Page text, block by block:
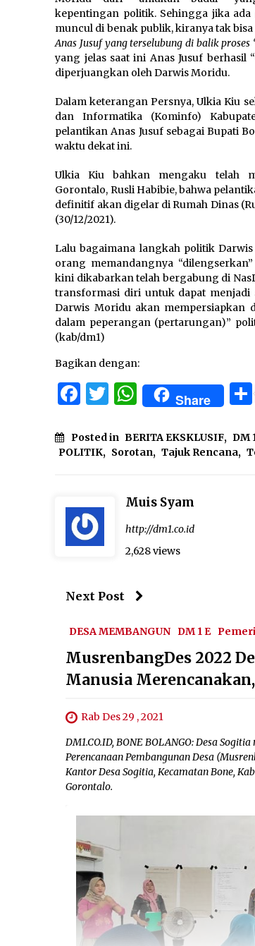
kepentingan politik. Sehingga jika
muncul di benak publik, kiranya tak bisa
Anas Jusuf yang terselubung di balik
yang jelas saat ini Anas Jusuf berhasil
diperjuangkan oleh Darwis Moridu.
Dalam keterangan Persnya, Ulkia Kiu
dan Informatika (Kominfo)
pelantikan Anas Jusuf sebagai Bupati
waktu dekat ini.
Ulkia Kiu bahkan mengaku telah
Gorontalo, Rusli Habibie, bahwa
definitif akan digelar di Rumah Dinas
(30/12/2021).
Lalu bagaimana langkah politik
orang memandangnya
kini dikabarkan telah bergabung di
transformasi diri untuk dapat menjadi
Darwis Moridu akan mempersiapkan
dalam peperangan (pertarungan)”
(kab/dm1)
Bagikan dengan:
Facebook
Twitter
WhatsApp
Share
Posted in BERITA EKSKLUSIF, DM
POLITIK, Sorotan, Tajuk Rencana,
Muis Syam
http://dm1.co.id
2,628 views
Next Post
DESA MEMBANGUN DM 1 E
MusrenbangDes 2022
Manusia
Rab Des 29 , 2021
DM1.CO.ID, BONE BOLANGO: Desa
Perencanaan Pembangunan Desa
Kantor Desa Sogitia, Kecamatan Bone,
Gorontalo.